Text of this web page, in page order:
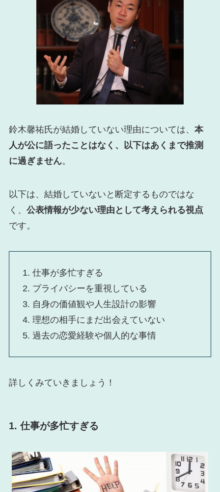
鈴木馨祐氏が結婚していない理由については、 本
人が公に語ったことはなく、以下はあくまで推測
に過ぎません。
以下は、結婚していないと断定するものではな
く、 公表情報が少ない理由として考えられる視点
です。
1. 仕事が多忙すぎる
2. プライバシーを重視している
3. 自身の価値観や人生設計の影響
4. 理想の相手にまだ出会えていない
5. 過去の恋愛経験や個人的な事情
詳しくみていきましょう！
1. 仕事が多忙すぎる